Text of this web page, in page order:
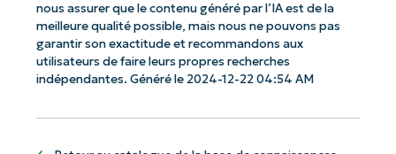
nous assurer que le contenu généré par l’IA est de la
meilleure qualité possible, mais nous ne pouvons pas
garantir son exactitude et recommandons aux
utilisateurs de faire leurs propres recherches
indépendantes. Généré le 2024-12-22 04:54 AM